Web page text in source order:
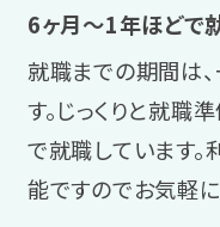
フが一緒に
スタッ
初めて
参加します。
連携企業求
業務量や障
が事前に把
を、職場実習
サポート例
実習後にス
し、さらに
復帰か
スタッフ
今の職場へ復
討します。
6ヶ月～1年ほどで
就職までの期間は
す。じっくりと就
で就職しています
能ですのでお気軽